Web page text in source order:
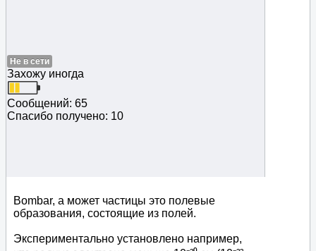
Не в сети
Захожу иногда
Сообщений: 65
Спасибо получено: 10
Bombar, а может частицы это полевые
образования, состоящие из полей.
Экспериментально установлено например,